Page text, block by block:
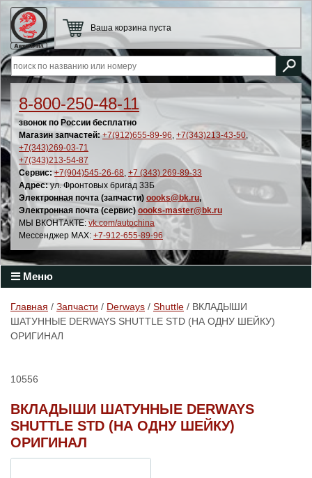
8-800-250-48-11
звонок по России бесплатно
Магазин запчастей: +7(912)655-89-96, +7(343)213-43-50,
+7(343)269-03-71
+7(343)213-54-87
Сервис: +7(904)545-26-68, +7 (343) 269-89-33
Адрес:ул. Фронтовых бригад 33Б
Электронная почта (запчасти) oooks@bk.ru,
Электронная почта (сервис) oooks-master@bk.ru
МЫ ВКОНТАКТЕ: vk.com/autochina
Мессенджер MAX: +7-912-655-89-96
Ваша корзина пуста
Меню
Главная / Запчасти / Derways / Shuttle / ВКЛАДЫШИ
ШАТУННЫЕ DERWAYS SHUTTLE STD (НА ОДНУ ШЕЙКУ)
ОРИГИНАЛ
10556
ВКЛАДЫШИ ШАТУННЫЕ DERWAYS
SHUTTLE STD (НА ОДНУ ШЕЙКУ)
ОРИГИНАЛ